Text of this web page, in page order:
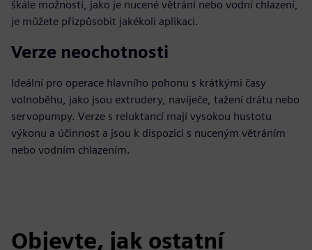
škále možností, jako je nucené větrání nebo vodní chlazení,
je můžete přizpůsobit jakékoli aplikaci.
Verze neochotnosti
Ideální pro operace hlavního pohonu s krátkými časy
volnoběhu, jako jsou extrudery, navíječe, tažení drátu nebo
servopumpy. Verze s reluktancí mají vysokou hustotu
výkonu a účinnost a jsou k dispozici s nuceným větráním
nebo vodním chlazením.
Objevte, jak ostatní